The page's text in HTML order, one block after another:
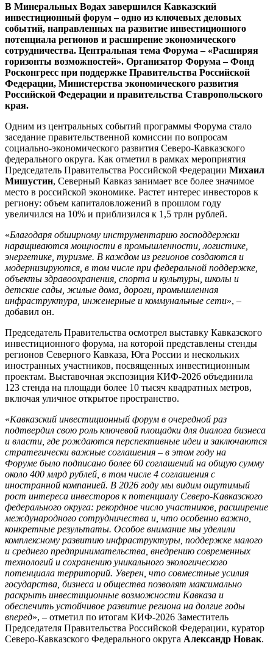
В Минеральных Водах завершился Кавказский
инвестиционный форум – одно из ключевых деловых
событий, направленных на развитие инвестиционного
потенциала регионов и расширение экономического
сотрудничества. Центральная тема Форума – «Расширяя
горизонты возможностей». Организатор Форума – Фонд
Росконгресс при поддержке Правительства Российской
Федерации, Министерства экономического развития
Российской Федерации и правительства Ставропольского
края.
Одним из центральных событий программы Форума стало
заседание правительственной комиссии по вопросам
социально-экономического развития Северо-Кавказского
федерального округа. Как отметил в рамках мероприятия
Председатель Правительства Российской Федерации Михаил
Мишустин, Северный Кавказ занимает все более значимое
место в российской экономике. Растет интерес инвесторов к
региону: объем капиталовложений в прошлом году
увеличился на 10% и приблизился к 1,5 трлн рублей.
«Благодаря обширному инструментарию господдержки
наращиваются мощности в промышленности, логистике,
энергетике, туризме. В каждом из регионов создаются и
модернизируются, в том числе при федеральной поддержке,
объекты здравоохранения, спорта и культуры, школы и
детские сады, жилые дома, дороги, промышленная
инфраструктура, инженерные и коммунальные сети», –
добавил он.
Председатель Правительства осмотрел выставку Кавказского
инвестиционного форума, на которой представлены стенды
регионов Северного Кавказа, Юга России и нескольких
иностранных участников, посвященных инвестиционным
проектам. Выставочная экспозиция КИФ-2026 объединила
123 стенда на площади более 10 тысяч квадратных метров,
включая уличное открытое пространство.
«Кавказский инвестиционный форум в очередной раз
подтвердил свою роль ключевой площадки для диалога бизнеса
и власти, где рождаются перспективные идеи и заключаются
стратегически важные соглашения – в этом году на
Форуме было подписано более 60 соглашений на общую сумму
около 400 млрд рублей, в том числе 4 соглашения с
иностранной компанией. В 2026 году мы видим ощутимый
рост интереса инвесторов к потенциалу Северо‑Кавказского
федерального округа: рекордное число участников, расширение
международного сотрудничества и, что особенно важно,
конкретные результаты. Особое внимание мы уделили
комплексному развитию инфраструктуры, поддержке малого
и среднего предпринимательства, внедрению современных
технологий и сохранению уникального экологического
потенциала территорий. Уверен, что совместные усилия
государства, бизнеса и общества позволят максимально
раскрыть инвестиционные возможности Кавказа и
обеспечить устойчивое развитие региона на долгие годы
вперед», – отметил по итогам КИФ-2026 Заместитель
Председателя Правительства Российской Федерации, куратор
Северо-Кавказского Федерального округа Александр Новак.